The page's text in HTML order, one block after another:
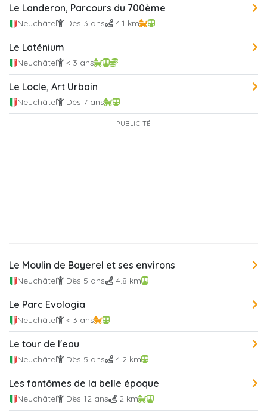
Le Landeron, Parcours du 700ème
Neuchâtel Dès 3 ans 4.1 km
Le Laténium
Neuchâtel < 3 ans
Le Locle, Art Urbain
Neuchâtel Dès 7 ans
PUBLICITÉ
Le Moulin de Bayerel et ses environs
Neuchâtel Dès 5 ans 4.8 km
Le Parc Evologia
Neuchâtel < 3 ans
Le tour de l'eau
Neuchâtel Dès 5 ans 4.2 km
Les fantômes de la belle époque
Neuchâtel Dès 12 ans 2 km